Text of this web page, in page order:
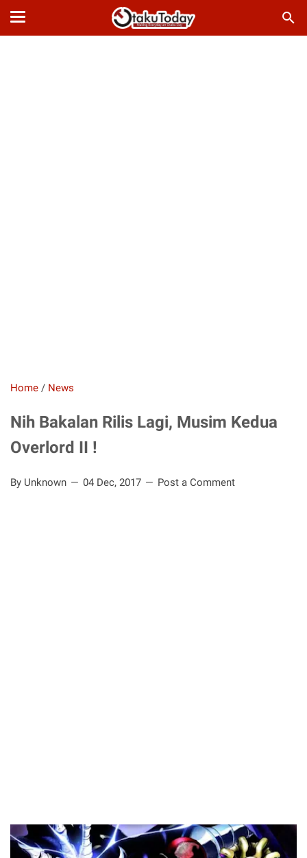
Home / News
Nih Bakalan Rilis Lagi, Musim Kedua
Overlord II !
By Unknown 04 Dec, 2017 Post a Comment